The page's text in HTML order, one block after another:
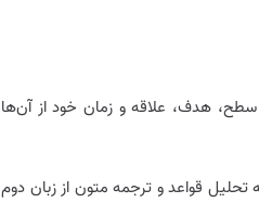
هدف، علاقه و زمان خود از آن‌ها
تحلیل قواعد و ترجمه متون از زبان دوم